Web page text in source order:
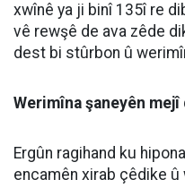
xwînê ya ji binî 135î re
vê rewşê de ava zêde
dest bi stûrbon û
Werimîna şaneyên
Ergûn ragihand ku
encamên xirab çêdike û